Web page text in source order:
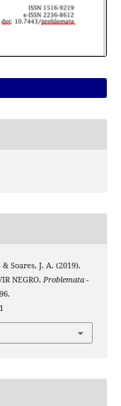
Soares, J. A. (2019).
NEGRO. Problemata -